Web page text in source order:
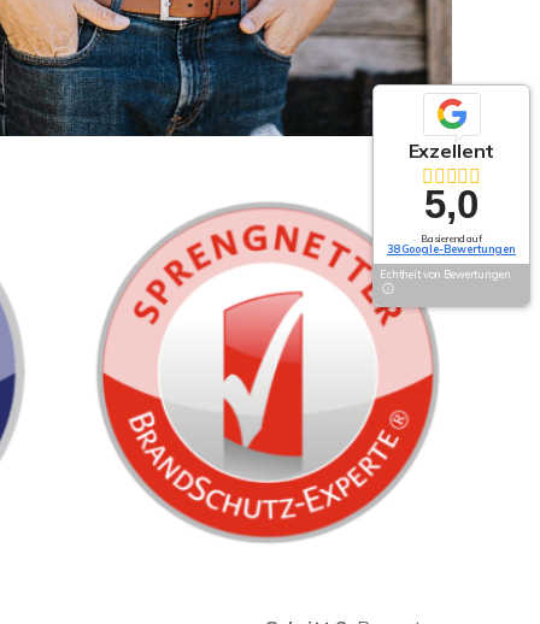
Exzellent
5,0
Basierend auf
38 Google-Bewertungen
Echtheit von Bewertungen